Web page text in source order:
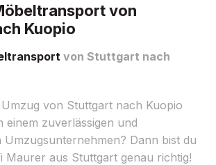
von
Kuopio
von Stuttgart nach
von Stuttgart nach Kuopio
einem zuverlässigen und
Umzugsunternehmen? Dann bist du
Maurer aus Stuttgart genau richtig!